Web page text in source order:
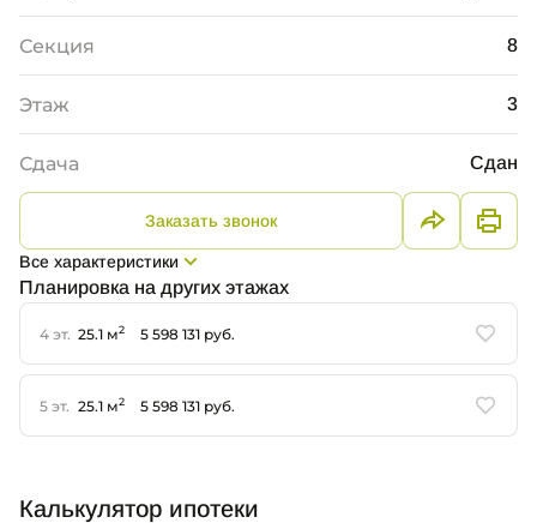
Секция 8
Этаж 3
Сдача Сдан
Заказать звонок
Все характеристики
Планировка на других этажах
4 эт. 25.1 м2 5 598 131 руб.
5 эт. 25.1 м2 5 598 131 руб.
Калькулятор ипотеки